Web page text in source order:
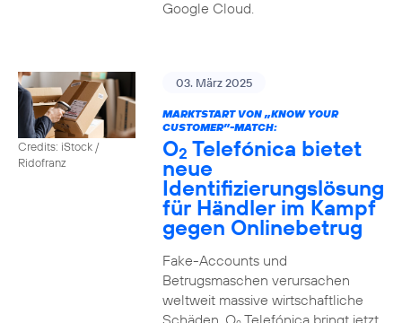
Google Cloud.
Credits: iStock /
Ridofranz
03. März 2025
MARKTSTART VON „KNOW YOUR
CUSTOMER”-MATCH:
O2 Telefónica bietet
neue
Identifizierungslösung
für Händler im Kampf
gegen Onlinebetrug
Fake-Accounts und
Betrugsmaschen verursachen
weltweit massive wirtschaftliche
Schäden. O Telefónica bringt jetzt